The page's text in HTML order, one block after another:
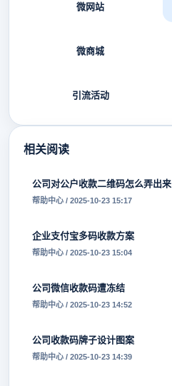
微网站
微商城
引流活动
相关阅读
公司对公户收款二维码怎么弄出来
帮助中心 / 2025-10-23 15:17
企业支付宝多码收款方案
帮助中心 / 2025-10-23 15:04
公司微信收款码遭冻结
帮助中心 / 2025-10-23 14:52
公司收款码牌子设计图案
帮助中心 / 2025-10-23 14:39